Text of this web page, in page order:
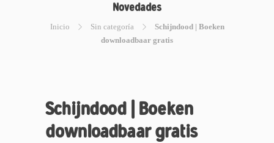
Novedades
Inicio Sin categoría
Schijndood | Boeken
downloadbaar gratis
Schijndood | Boeken
downloadbaar gratis